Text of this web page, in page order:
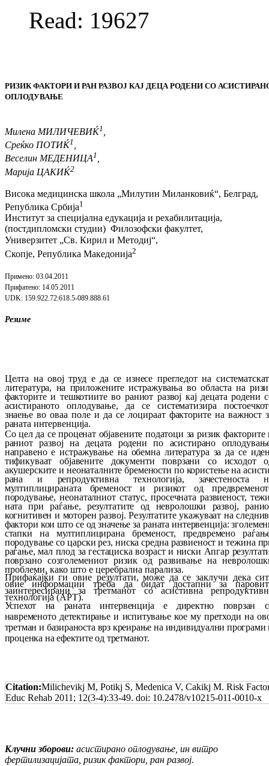
Read: 19627
РИЗИК ФАКТОРИ И РАН РАЗВОЈ КАЈ ДЕЦА РОДЕНИ СО
ОПЛОДУВАЊЕ
Милена МИЛИЧЕВИЌ1
Среќко ПОТИЌ1
Веселин МЕДЕНИЦА1
Марија ЦАКИЌ2
Висока медицинска школа „Милутин Миланковиќ“, Белград,
Република Србија1
Институтза специјална едукација и рехабилитација,
(постдипломски студии) Филозофски факултет,
Универзитет „Св. Кирил и Методиј“,
Скопје, Република Македонија2
Примено: 03.04.2011
Прифатено: 14.05.2011
UDK: 159.922.72:618.5-089.888.61
Резиме
Целта на овој труд е да се изнесе прегледот на
литература, на при­ло­же­ни­те истражувања во областа на
фак­то­ри­те и тешкотиите во раниот развој кај де­ца­та родени
асистираното оплодување, да се сис­тематизира
знаење во оваа по­ле и да се лоцираат факторите на важност
раната интервенција.
Со цел да се проценат објавените податоци за ризик факторите
раниот развој на децата ро­дени по асистирано
направено е ис­тражување на обемна литература за да се
тификуваат објавените документи по­вр­за­ни со исходот
акушерските и нео­на­тал­ни­те бремености по користење на
ра­на и репродуктивна технологија, за­чес­те­нос­та
мултиплицираната бременост и ри­зи­кот од
породување, нео­на­тал­ниот статус, просечната развиеност,
ната при раѓање, резултатите од нев­ро­лош­ки развој,
когнитивен и моторен раз­вој.Резултатите укажуваат на
фактори кои што се од значење за раната ин­тер­вен­ци­ја:
стапки на мултиплицирана бре­меност, предвремено
породување со царски рез, ниска средна развиеност и те­жи­на
раѓање, мал плод за гестациска воз­раст и ниски Апгар
поврзано созго­ле­ме­ни­от ризик од развивање на
про­блеми, како што е церебрална па­рализа.
Прифаќајќи ги овие резултати, може да се зак­лучи дека
овие информации треба да би­дат достапни за
заинтересирани за третманот со aсистивнa
технологија (АРТ).
Успехот на раната интервенција е директно по­врзан
навременото детектирање и ис­пи­ту­ва­ње кое му претходи на
третман и ба­зи­раноста врз креирање на индивидуални про­грами
проценка на ефектите од трет­ма­нот.
Citation:Milichevikj M, Potikj S, Medenica V, Cakikj M. Risk
Educ Rehab 2011; 12(3-4):33-49. doi: 10.2478/v10215-011-0010-x
Клучни зборови:асистирано оплодување, ин вит­ро
фертилизацијата, ризик фактори, ран развој.